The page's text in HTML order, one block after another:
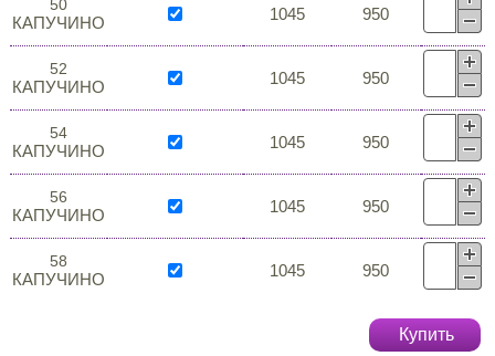
50
КАПУЧИНО 1045 950
52
КАПУЧИНО 1045 950
54
КАПУЧИНО 1045 950
56
КАПУЧИНО 1045 950
58
КАПУЧИНО 1045 950
Купить